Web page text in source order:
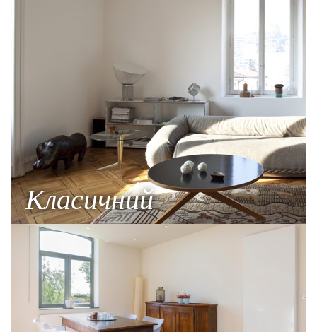
Класичний